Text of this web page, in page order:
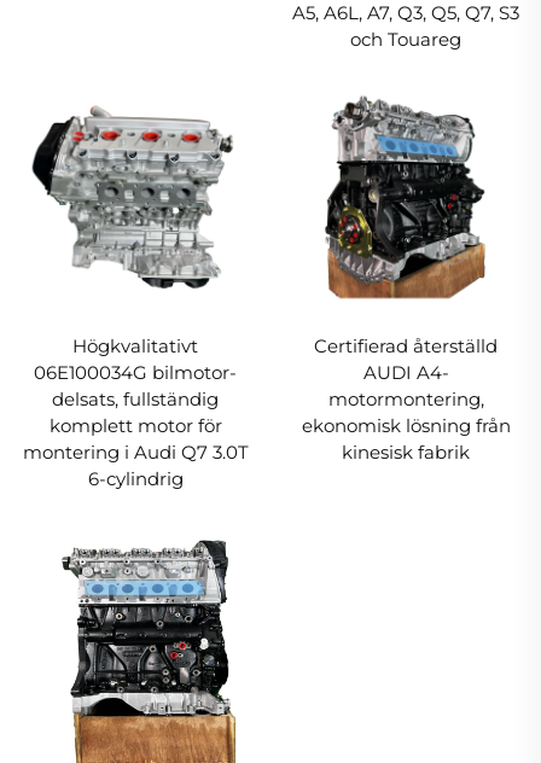
A5, A6L, A7, Q3, Q5, Q7, S3
och Touareg
Högkvalitativt
06E100034G bilmotor-
delsats, fullständig
komplett motor för
montering i Audi Q7 3.0T
6-cylindrig
Certifierad återställd
AUDI A4-
motormontering,
ekonomisk lösning från
kinesisk fabrik